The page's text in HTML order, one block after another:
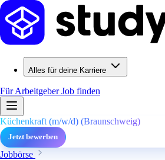
Alles für deine Karriere
Für ArbeitgeberJob finden
Küchenkraft (m/w/d) (Braunschweig)
Jetzt bewerben
Jobbörse